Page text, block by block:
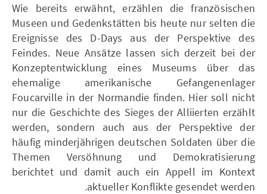
Wie bereits erwähnt, erzählen die französischen
Museen und Gedenkstätten bis heute nur selten die
Ereignisse des D-Days aus der Perspektive des
Feindes. Neue Ansätze lassen sich derzeit bei der
Konzeptentwicklung eines Museums über das
ehemalige amerikanische Gefangenenlager
Foucarville in der Normandie finden. Hier soll nicht
nur die Geschichte des Sieges der Alliierten erzählt
werden, sondern auch aus der Perspektive der
häufig minderjährigen deutschen Soldaten über die
Themen Versöhnung und Demokratisierung
berichtet und damit auch ein Appell im Kontext
aktueller Konflikte gesendet werden.